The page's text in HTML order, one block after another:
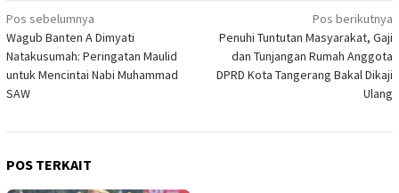
Navigasi
pos
Pos sebelumnya
Wagub Banten A Dimyati
Natakusumah: Peringatan Maulid
untuk Mencintai Nabi Muhammad
SAW
Pos berikutnya
Penuhi Tuntutan Masyarakat, Gaji
dan Tunjangan Rumah Anggota
DPRD Kota Tangerang Bakal Dikaji
Ulang
POS TERKAIT